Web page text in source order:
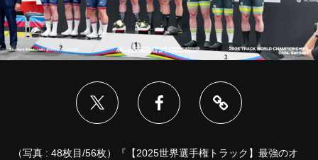
（写真 : 48枚目/56枚）『【2025世界選手権トラック】最強のオ